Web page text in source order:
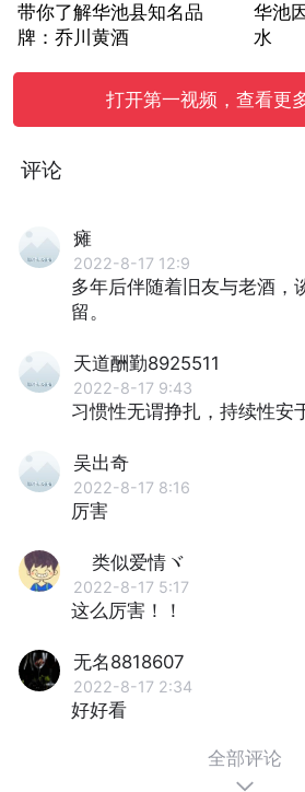
带你了解华池县知名品
牌：乔川黄酒
华池
水
打开第一视频，查看更
评论
瘫
2022-8-17 12:9
多年后伴随着旧友与老酒，
留。
天道酬勤8925511
2022-8-17 9:43
习惯性无谓挣扎，持续性安
吴出奇
2022-8-17 8:16
厉害
ゝ类似爱情ヾ
2022-8-17 5:17
这么厉害！！
无名8818607
2022-8-17 2:34
好好看
全部评论